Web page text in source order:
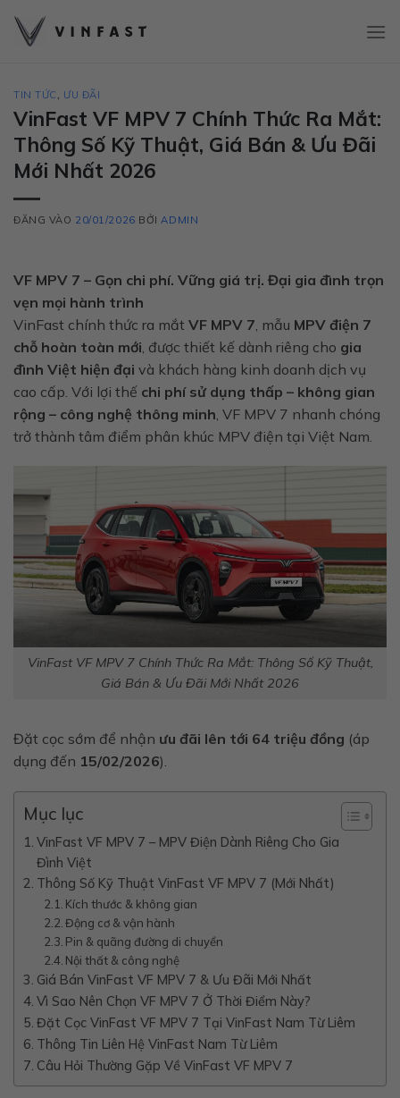
qua
TIN TỨC , ƯU ĐÃI
VinFast VF MPV 7 Chính Thức Ra Mắt:
Thông Số Kỹ Thuật, Giá Bán & Ưu Đãi
Mới Nhất 2026
ĐĂNG VÀO 20/01/2026 BỞI ADMIN
VF MPV 7 – Gọn chi phí. Vững giá trị. Đại gia đình trọn
vẹn mọi hành trình
VinFast chính thức ra mắt VF MPV 7 , mẫu MPV điện 7
chỗ hoàn toàn mới , được thiết kế dành riêng cho gia
đình Việt hiện đại và khách hàng kinh doanh dịch vụ
cao cấp. Với lợi thế chi phí sử dụng thấp – không gian
rộng – công nghệ thông minh , VF MPV 7 nhanh chóng
trở thành tâm điểm phân khúc MPV điện tại Việt Nam.
VinFast VF MPV 7 Chính Thức Ra Mắt: Thông Số Kỹ Thuật,
Giá Bán & Ưu Đãi Mới Nhất 2026
Đặt cọc sớm để nhận ưu đãi lên tới 64 triệu đồng (áp
dụng đến 15/02/2026).
Mục lục
VinFast VF MPV 7 – MPV Điện Dành Riêng Cho Gia
Đình Việt
Thông Số Kỹ Thuật VinFast VF MPV 7 (Mới Nhất)
Kích thước & không gian
Động cơ & vận hành
Pin & quãng đường di chuyển
Nội thất & công nghệ
Giá Bán VinFast VF MPV 7 & Ưu Đãi Mới Nhất
Vì Sao Nên Chọn VF MPV 7 Ở Thời Điểm Này?
Đặt Cọc VinFast VF MPV 7 Tại VinFast Nam Từ Liêm
Thông Tin Liên Hệ VinFast Nam Từ Liêm
Câu Hỏi Thường Gặp Về VinFast VF MPV 7